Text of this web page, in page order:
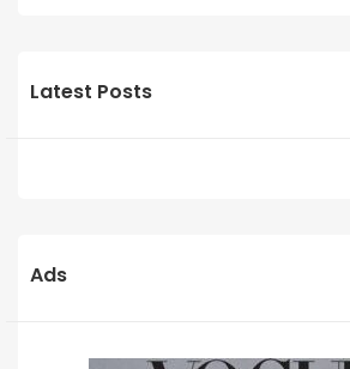
Latest Posts
Ads